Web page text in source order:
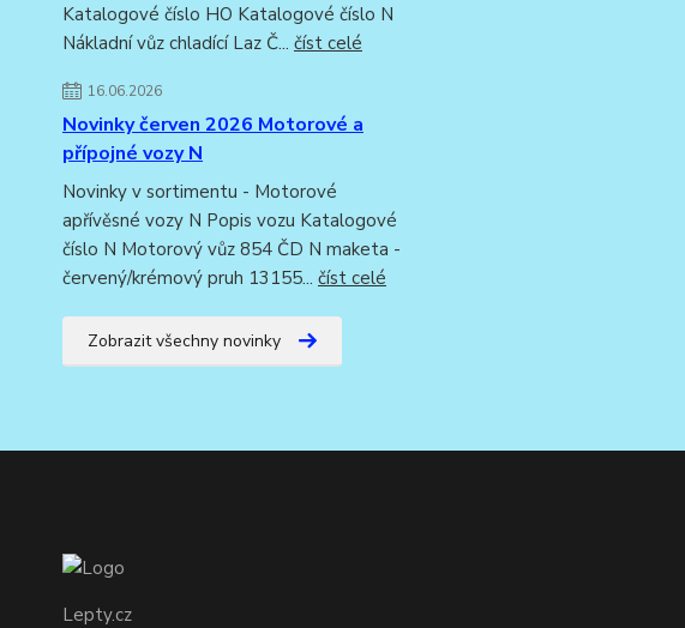
Katalogové číslo HO Katalogové číslo N
Nákladní vůz chladící Laz Č... číst celé
16.06.2026
Novinky červen 2026 Motorové a
přípojné vozy N
Novinky v sortimentu - Motorové
apřívěsné vozy N Popis vozu Katalogové
číslo N Motorový vůz 854 ČD N maketa -
červený/krémový pruh 13155... číst celé
Zobrazit všechny novinky
Lepty.cz